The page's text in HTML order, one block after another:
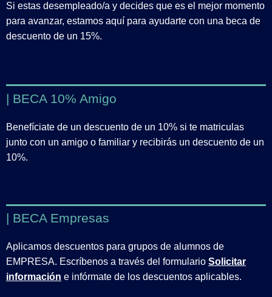
Si estas desempleado/a y decides que es el mejor momento
para avanzar, estamos aquí para ayudarte con una beca de
descuento de un 15%.
| BECA 10% Amigo
Benefíciate de un descuento de un 10% si te matriculas
junto con un amigo o familiar y recibirás un descuento de un
10%.
| BECA Empresas
Aplicamos descuentos para grupos de alumnos de
EMPRESA. Escríbenos a través del formulario Solicitar
información e infórmate de los descuentos aplicables.